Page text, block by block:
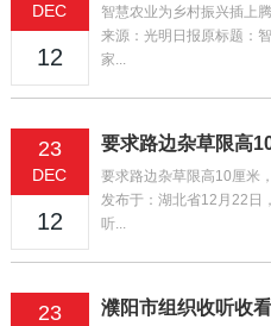
DEC
12
智慧农业为乡村振兴插上
来源：光明日报原标题：
家...
23
DEC
12
要求路边杂草限高
要求路边杂草限高10厘米
发布于：湖北省12月22日
听...
23
濮阳市组织收听收